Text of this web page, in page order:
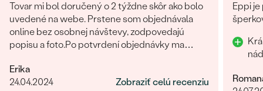
Tovar mi bol doručený o 2 týždne skôr ako bolo
uvedené na webe. Prstene som objednávala
online bez osobnej návštevy, zodpovedajú
popisu a foto.Po potvrdení objednávky ma
uistila o správnosti, type, veľkosti a pod. a
zmienila sa o možnej výmena v prípade
Erika
24.04.2024
Zobraziť celú recenziu
Eppi